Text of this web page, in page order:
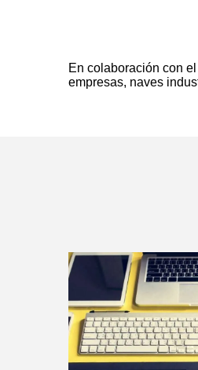
En colaboración con el
empresas, naves